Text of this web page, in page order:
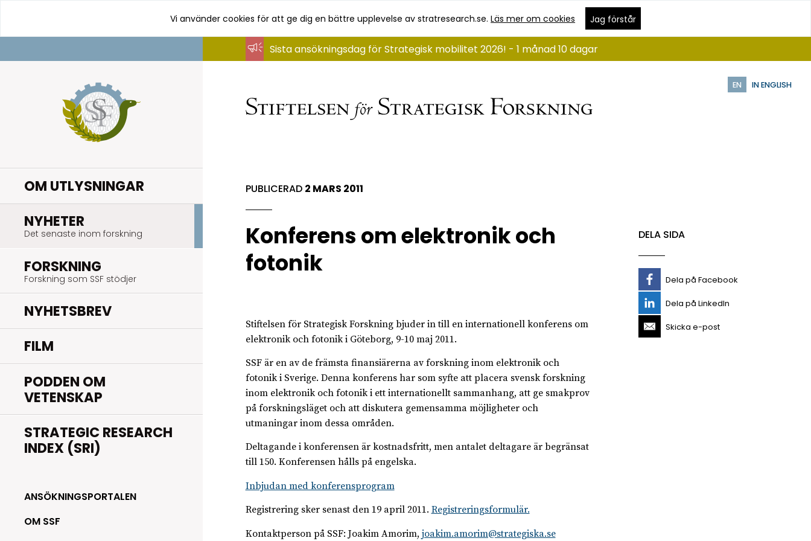
innehåll
Vi använder cookies för att ge dig en bättre upplevelse av stratresearch.se.Läs mer om cookies Jag förstår
EN IN ENGLISH
OM UTLYSNINGAR
NYHETER
Det senaste inom forskning
FORSKNING
Forskning som SSF stödjer
NYHETSBREV
FILM
PODDEN OM
VETENSKAP
STRATEGIC RESEARCH
INDEX (SRI)
ANSÖKNINGSPORTALEN
OM SSF
Sista ansökningsdag för Strategisk mobilitet 2026! - 1 månad 10 dagar
PUBLICERAD 2 MARS 2011
Konferens om elektronik och
fotonik
Stiftelsen för Strategisk Forskning bjuder in till en internationell konferens om
elektronik och fotonik i Göteborg, 9-10 maj 2011.
SSF är en av de främsta finansiärerna av forskning inom elektronik och
fotonik i Sverige. Denna konferens har som syfte att placera svensk forskning
inom elektronik och fotonik i ett internationellt sammanhang, att ge smakprov
på forskningsläget och att diskutera gemensamma möjligheter och
utmaningar inom dessa områden.
Deltagande i konferensen är kostnadsfritt, men antalet deltagare är begränsat
till 150. Konferensen hålls på engelska.
Inbjudan med konferensprogram
Registrering sker senast den 19 april 2011. Registreringsformulär.
Kontaktperson på SSF: Joakim Amorim, joakim.amorim@strategiska.se
DELA SIDA
Dela på Facebook
Dela på LinkedIn
Skicka e-post